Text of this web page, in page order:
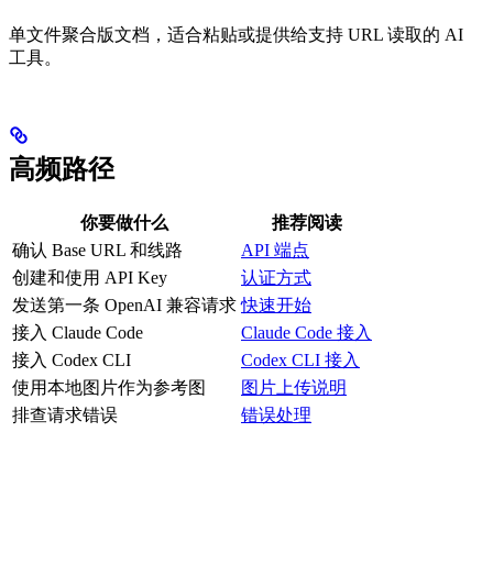
单文件聚合版文档，适合粘贴或提供给支持 URL 读取的 AI
工具。
高频路径
你要做什么
推荐阅读
确认 Base URL 和线路
API 端点
创建和使用 API Key
认证方式
发送第一条 OpenAI 兼容请求 快速开始
接入 Claude Code
Claude Code 接入
接入 Codex CLI
Codex CLI 接入
使用本地图片作为参考图
图片上传说明
排查请求错误
错误处理